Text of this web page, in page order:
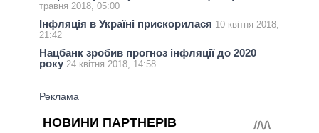
травня 2018, 05:00
Інфляція в Україні прискорилася 10 квітня 2018,
21:42
Нацбанк зробив прогноз інфляції до 2020
року 24 квітня 2018, 14:58